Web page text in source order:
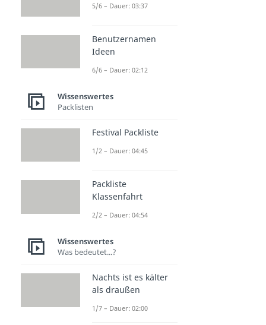
5/6 – Dauer: 03:37
Benutzernamen
Ideen
6/6 – Dauer: 02:12
Wissenswertes
Packlisten
Festival Packliste
1/2 – Dauer: 04:45
Packliste
Klassenfahrt
2/2 – Dauer: 04:54
Wissenswertes
Was bedeutet...?
Nachts ist es kälter
als draußen
1/7 – Dauer: 02:00